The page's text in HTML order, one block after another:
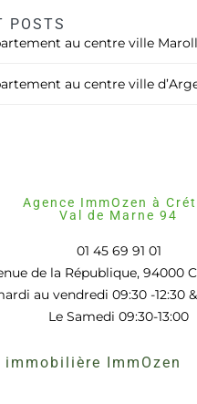
POSTS
au centre ville
au centre ville
Agence ImmOzen à
Val de Marne 94
01 45 69 91 01
de la République, 94000
au vendredi 09:30 -12:30 &
Le Samedi 09:30-13:00
immobilière ImmOzen